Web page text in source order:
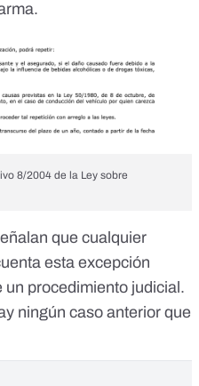
8/2004 de la Ley sobre
que cualquier
esta excepción
procedimiento judicial.
ningún caso anterior que